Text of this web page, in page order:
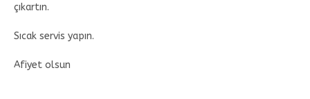
çıkartın.
Sıcak servis yapın.
Afiyet olsun